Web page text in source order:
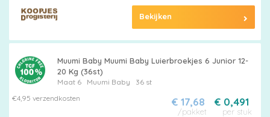
Bekijken
Muumi Baby Muumi Baby Luierbroekjes 6 Junior 12-
20 Kg (36st)
Maat 6 Muumi Baby
36 st
€4,95 verzendkosten
€ 0,491
per stuk
€ 17,68
/pakket